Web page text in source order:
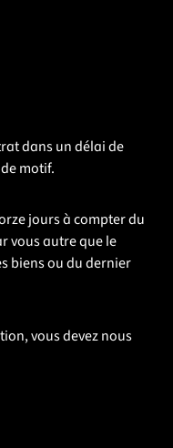
dans un délai de
motif.
jours à compter du
vous autre que le
biens ou du dernier
vous devez nous